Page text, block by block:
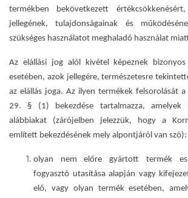
termékben bekövetkezett
jellegének, tulajdonságainak és
szükséges használatot meghaladó használat
Az elállási jog alól kivétel képeznek
esetében, azok jellegére, természetesre
az elállás joga. Az ilyen termékek felsorolását
29. § (1) bekezdése tartalmazza, amelyek
alábbiakat (zárójelben jelezzük, hogy a
említett bekezdésének mely alpontjáról van szó):
olyan nem előre gyártott termék
fogyasztó utasítása alapján vagy
elő, vagy olyan termék esetében,